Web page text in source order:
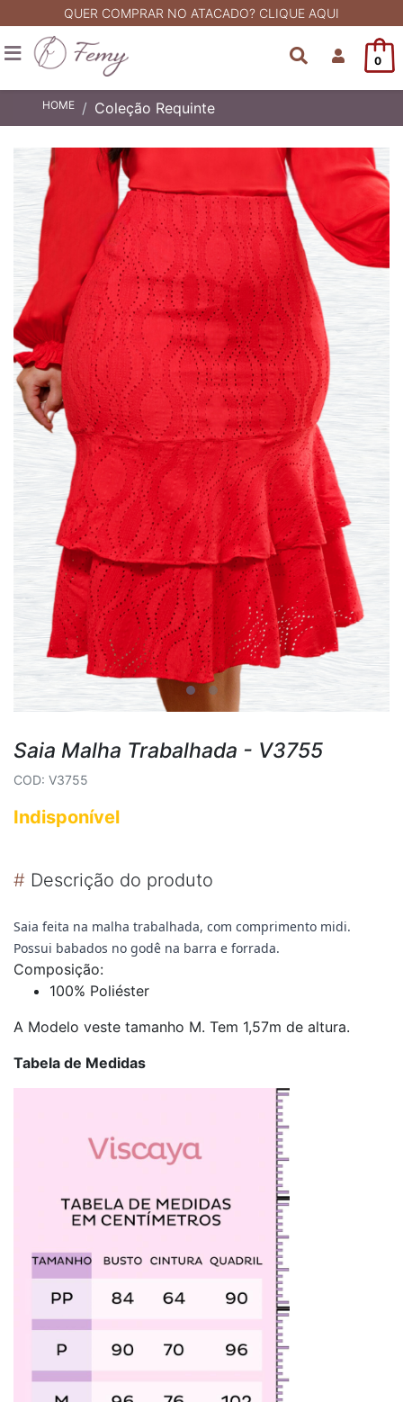
QUER COMPRAR NO ATACADO? CLIQUE AQUI
0
HOME Coleção Requinte
Saia Malha Trabalhada - V3755
COD: V3755
Indisponível
# Descrição do produto
Saia feita na malha trabalhada, com comprimento midi.
Possui babados no godê na barra e forrada.
Composição:
100% Poliéster
A Modelo veste tamanho M. Tem 1,57m de altura.
Tabela de Medidas